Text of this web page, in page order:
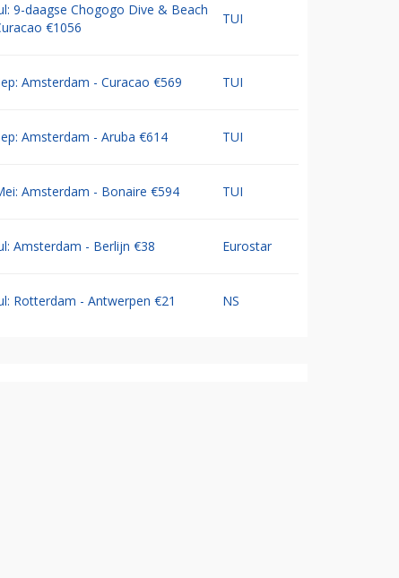
9-daagse Chogogo Dive & Beach
€1056
TUI
Amsterdam - Curacao €569 TUI
Amsterdam - Aruba €614 TUI
Amsterdam - Bonaire €594 TUI
Amsterdam - Berlijn €38 Eurostar
Rotterdam - Antwerpen €21 NS